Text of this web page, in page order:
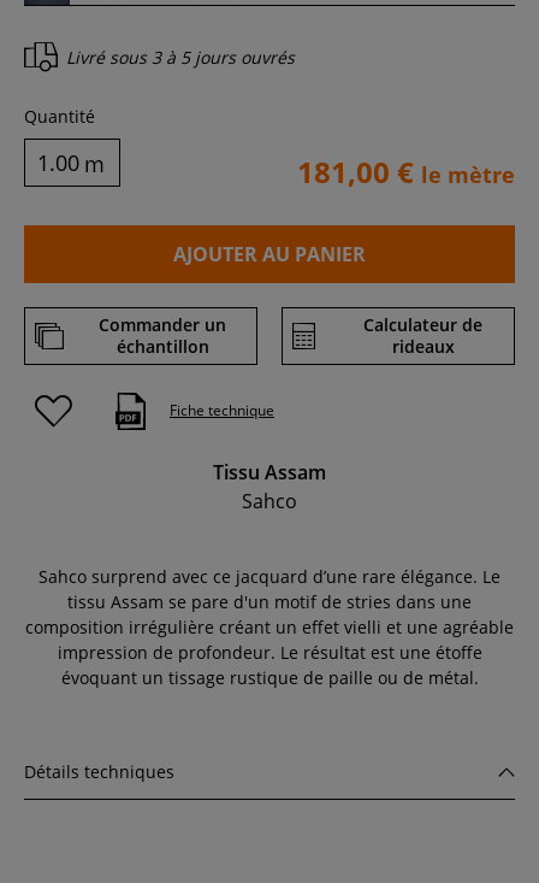
Livré sous 3 à 5 jours ouvrés
Quantité
m 181,00 € le mètre
AJOUTER AU PANIER
Commander un
échantillon
Calculateur de
rideaux
Fiche technique
Tissu Assam
Sahco
Sahco surprend avec ce jacquard d’une rare élégance. Le
tissu Assam se pare d'un motif de stries dans une
composition irrégulière créant un effet vielli et une agréable
impression de profondeur. Le résultat est une étoffe
évoquant un tissage rustique de paille ou de métal.
Détails techniques